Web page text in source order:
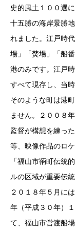
史的風土１００選
十五勝の海岸景勝
れました。江戸時
場」「焚場」「船
港のみです。江戸
すべて現存し、当
そのような町は港
ません。２００８
監督が構想を練っ
等、映像作品のロ
「福山市鞆町伝統
ルの区域が重要伝
２０１８年５月に
年（平成３０年）
て、福山市営渡船